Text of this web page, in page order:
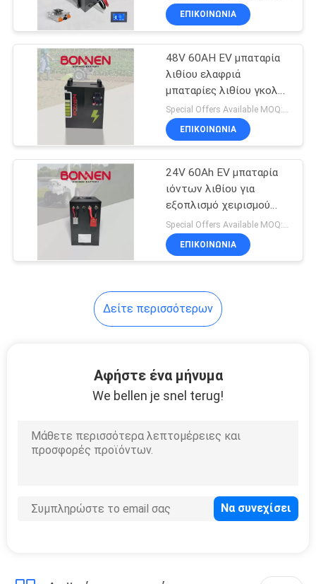
Εναλλακτικές
Ηλιακές
Μπαταρίες Σπίτι
Η μπαταρία λιθίου
του σκούτερ
κινητικότητας
12V 24V μπαταρία
μπαταριών λίθιου
μεταφορά
ΕΠΙΚΟΙΝΩΝΊΑ
48V 60AH EV μπαταρία
λιθίου ελαφριά
μπαταρίες λιθίου γκολφ
για ηλεκτρικά
κουρευτήρια γκαζόν
Special Offers Available MOQ:2 μονάδες
ΕΠΙΚΟΙΝΩΝΊΑ
24V 60Ah EV μπαταρία
ιόντων λιθίου για
εξοπλισμό χειρισμού
υλικών, ρομποτικό
όχημα, φορητές
συσκευές, ηλεκτρικά
Special Offers Available MOQ:2 μονάδες
ΕΠΙΚΟΙΝΩΝΊΑ
Δείτε περισσότερων
Αφήστε ένα μήνυμα
We bellen je snel terug!